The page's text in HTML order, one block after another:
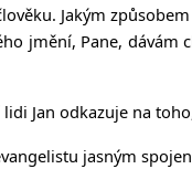
Jakým
jmění, Pane,
Jan odkazuje na
jasným